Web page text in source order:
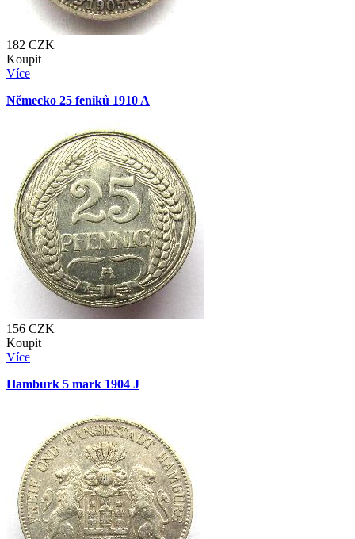
182 CZK
Koupit
Více
Německo 25 feniků 1910 A
156 CZK
Koupit
Více
Hamburk 5 mark 1904 J